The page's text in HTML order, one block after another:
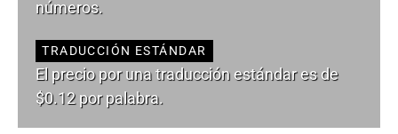
números.
TRADUCCIÓN ESTÁNDAR
El precio por una traducción estándar es de
$0.12 por palabra.